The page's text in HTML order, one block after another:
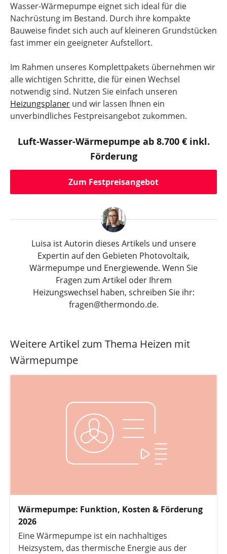
Wasser-Wärmepumpe eignet sich ideal für die
Nachrüstung im Bestand. Durch ihre kompakte
Bauweise findet sich auch auf kleineren Grundstücken
fast immer ein geeigneter Aufstellort.
Im Rahmen unseres Komplettpakets übernehmen wir
alle wichtigen Schritte, die für einen Wechsel
notwendig sind. Nutzen Sie einfach unseren
Heizungsplaner und wir lassen Ihnen ein
unverbindliches Festpreisangebot zukommen.
Luft-Wasser-Wärmepumpe ab 8.700 € inkl.
Förderung
Zum Festpreisangebot
Luisa ist Autorin dieses Artikels und unsere
Expertin auf den Gebieten Photovoltaik,
Wärmepumpe und Energiewende. Wenn Sie
Fragen zum Artikel oder Ihrem
Heizungswechsel haben, schreiben Sie ihr:
fragen@thermondo.de.
Weitere Artikel zum Thema Heizen mit
Wärmepumpe
Wärmepumpe: Funktion, Kosten & Förderung
2026
Eine Wärmepumpe ist ein nachhaltiges
Heizsystem, das thermische Energie aus der